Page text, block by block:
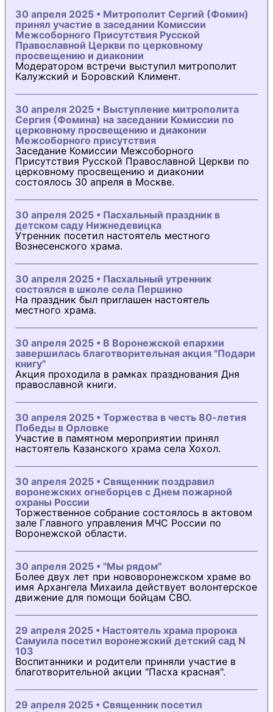
30 апреля 2025 • Митрополит Сергий (Фомин)
принял участие в заседании Комиссии
Межсоборного Присутствия Русской
Православной Церкви по церковному
просвещению и диаконии
Модератором встречи выступил митрополит
Калужский и Боровский Климент.
30 апреля 2025 • Выступление митрополита
Сергия (Фомина) на заседании Комиссии по
церковному просвещению и диаконии
Межсоборного присутствия
Заседание Комиссии Межсоборного
Присутствия Русской Православной Церкви по
церковному просвещению и диаконии
состоялось 30 апреля в Москве.
30 апреля 2025 • Пасхальный праздник в
детском саду Нижнедевицка
Утренник посетил настоятель местного
Вознесенского храма.
30 апреля 2025 • Пасхальный утренник
состоялся в школе села Першино
На праздник был приглашен настоятель
местного храма.
30 апреля 2025 • В Воронежской епархии
завершилась благотворительная акция "Подари
книгу"
Акция проходила в рамках празднования Дня
православной книги.
30 апреля 2025 • Торжества в честь 80-летия
Победы в Орловке
Участие в памятном мероприятии принял
настоятель Казанского храма села Хохол.
30 апреля 2025 • Священник поздравил
воронежских огнеборцев с Днем пожарной
охраны России
Торжественное собрание состоялось в актовом
зале Главного управления МЧС России по
Воронежской области.
30 апреля 2025 • "Мы рядом"
Более двух лет при нововоронежском храме во
имя Архангела Михаила действует волонтерское
движение для помощи бойцам СВО.
29 апреля 2025 • Настоятель храма пророка
Самуила посетил воронежский детский сад N
103
Воспитанники и родители приняли участие в
благотворительной акции "Пасха красная".
29 апреля 2025 • Священник посетил